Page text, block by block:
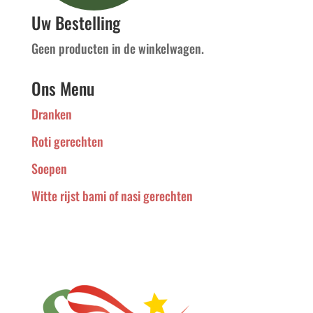
Uw Bestelling
Geen producten in de winkelwagen.
Ons Menu
Dranken
Roti gerechten
Soepen
Witte rijst bami of nasi gerechten